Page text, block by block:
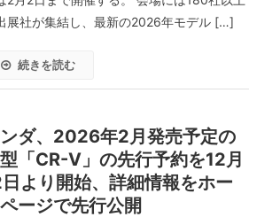
展社が集結し、最新の2026年モデル […]
続きを読む
ダ、2026年2月発売予定の
「CR-V」の先行予約を12月
より開始、詳細情報をホー
ージで先行公開